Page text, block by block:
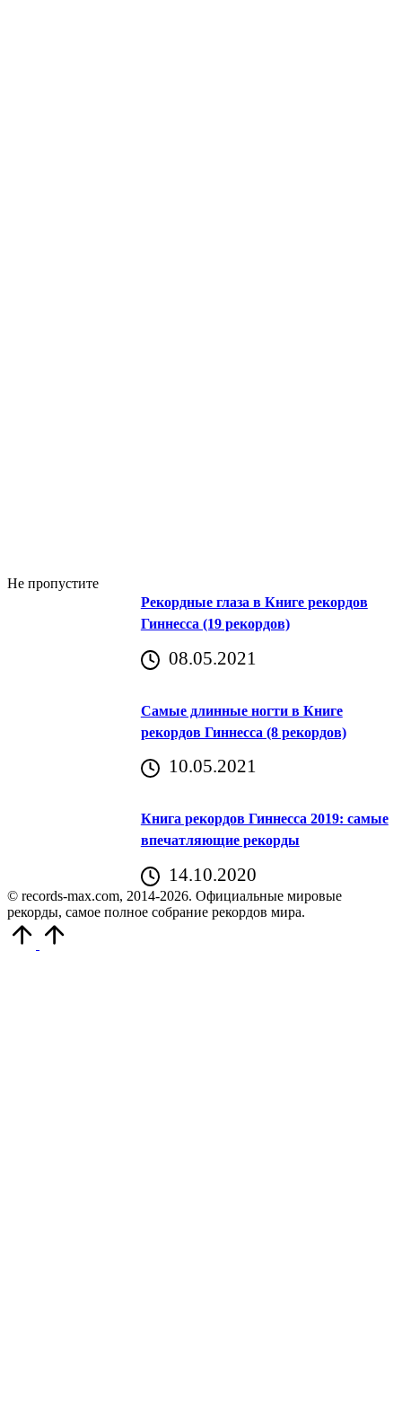
Не пропустите
Рекордные глаза в Книге рекордов
Гиннесса (19 рекордов)
08.05.2021
Самые длинные ногти в Книге
рекордов Гиннесса (8 рекордов)
10.05.2021
Книга рекордов Гиннесса 2019: самые
впечатляющие рекорды
14.10.2020
© records-max.com, 2014-2026. Официальные мировые
рекорды, самое полное собрание рекордов мира.